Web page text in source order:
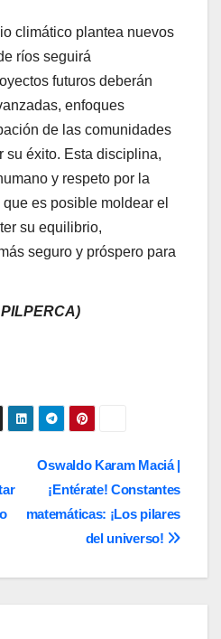
climático plantea nuevos
ríos seguirá
futuros deberán
enfoques
de las comunidades
su éxito. Esta disciplina,
y respeto por la
es posible moldear el
su equilibrio,
seguro y próspero para
Oswaldo Karam Maciá |
¡Entérate! Constantes
matemáticas: ¡Los pilares
del universo!